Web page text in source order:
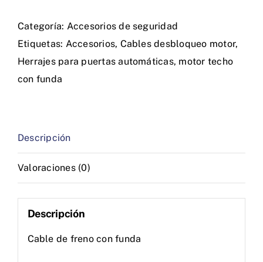
Categoría: Accesorios de seguridad
Etiquetas: Accesorios, Cables desbloqueo motor,
Herrajes para puertas automáticas, motor techo
con funda
Descripción
Valoraciones (0)
Descripción
Cable de freno con funda